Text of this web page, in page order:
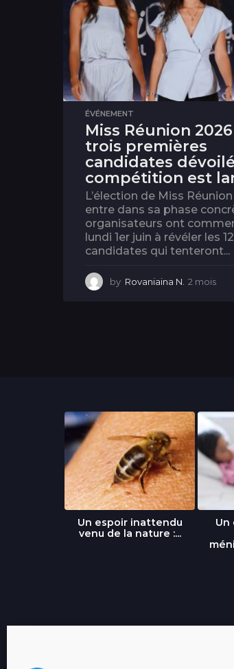
ÉVÉNEMENT
Miss Réunion
trois premières
candidates
compétition est
L’élection de Miss
entre dans sa phase
organisateurs ont
lundi 1er juin à révéler les 12
candidates qui tenteront...
by Rovaniaina N. 2 mois
Un espoir inattendu
venu de la nature :...
Un